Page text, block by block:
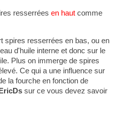
resserrées en hautcomme
spires resserrées en bas, ou en
d'huile interne et donc sur le
Plus on immerge de spires
Ce qui a une influence sur
la fourche en fonction de
sur ce vous devez savoir